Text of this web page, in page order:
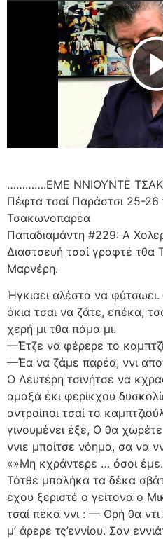
………….ΕΜΕ ΝΝΙΟΥΝΤΕ
Πέφτα τσαί Παράστσι 25-
Τσακωνοπαρέα
Παπαδιαμάντη #229: Α
Διαστσευή τσαί γραφτέ
Μαρνέρη.
Ήγκιαει αλέστα να
όκια τσαι να ζάτε, επέκα,
χερή μι τθα πάμα μι.
—Έτζε να φέρερε το
—Έα να ζάμε παρέα, ννι
Ο Λευτέρη τσινήτσε να
αμαξά έκι φερίκχου
αντροίποι τσαί το
γινουμένει έξε, Ο θα
ννιε μποίτσε νόημα, σα να
«»Μη κχράντερε … όσοι
Τότθε μπαλήκα τα δέκα
έχου ξεριστέ ο γείτονα ο
τσαί πέκα ννι : — Ορή θα
μ’ άρερε τς’εννίου. Σαν